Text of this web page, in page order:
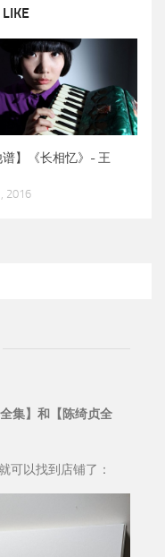
谱】《长相忆》- 王
2016
集】和【陈绮贞全
可以找到店铺了：